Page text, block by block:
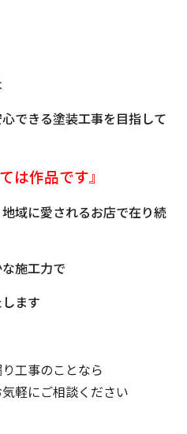
できる塗装工事を目指して
は作品です』
域に愛されるお店で在り続
施工力で
ます
工事のことなら
軽にご相談ください